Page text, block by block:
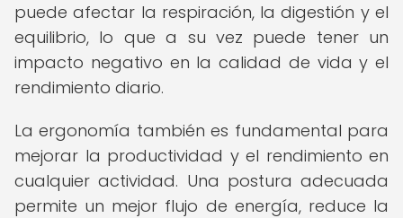
puede afectar la respiración, la digestión y el
equilibrio, lo que a su vez puede tener un
impacto negativo en la calidad de vida y el
rendimiento diario.
La ergonomía también es fundamental para
mejorar la productividad y el rendimiento en
cualquier actividad. Una postura adecuada
permite un mejor flujo de energía, reduce la